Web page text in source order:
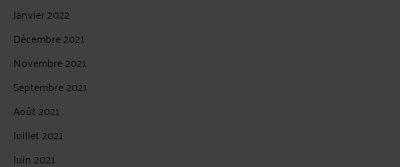
Janvier 2022
Décembre 2021
Novembre 2021
Septembre 2021
Août 2021
Juillet 2021
Juin 2021